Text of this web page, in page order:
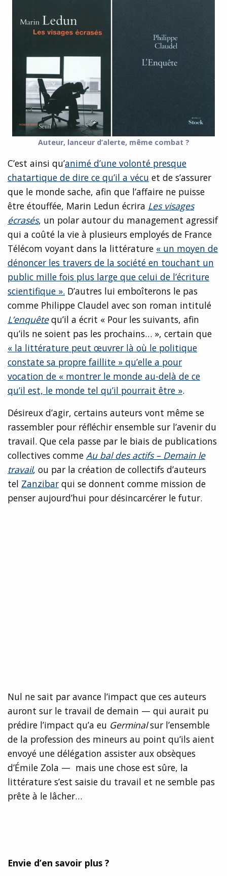
Auteur, lanceur d’alerte, même combat ?
C’est ainsi qu’animé d’une volonté presque
chatartique de dire ce qu’il a vécu et de s’assurer
que le monde sache, afin que l’affaire ne puisse
être étouffée, Marin Ledun écrira Les visages
écrasés, un polar autour du management agressif
qui a coûté la vie à plusieurs employés de France
Télécom voyant dans la littérature « un moyen de
dénoncer les travers de la société en touchant un
public mille fois plus large que celui de l’écriture
scientifique ». D’autres lui emboîterons le pas
comme Philippe Claudel avec son roman intitulé
L’enquêtequ’il a écrit « Pour les suivants, afin
qu’ils ne soient pas les prochains… », certain que
« la littérature peut œuvrer là où le politique
constate sa propre faillite » qu’elle a pour
vocation de « montrer le monde au-delà de ce
qu’il est, le monde tel qu’il pourrait être ».
Désireux d’agir, certains auteurs vont même se
rassembler pour réfléchir ensemble sur l’avenir du
travail. Que cela passe par le biais de publications
collectives comme Au bal des actifs – Demain le
travail, ou par la création de collectifs d’auteurs
tel Zanzibar qui se donnent comme mission de
penser aujourd’hui pour désincarcérer le futur.
Nul ne sait par avance l’impact que ces auteurs
auront sur le travail de demain — qui aurait pu
prédire l’impact qu’a eu Germinalsur l’ensemble
de la profession des mineurs au point qu’ils aient
envoyé une délégation assister aux obsèques
d’Émile Zola — mais une chose est sûre, la
littérature s’est saisie du travail et ne semble pas
prête à le lâcher…
Envie d’en savoir plus ?